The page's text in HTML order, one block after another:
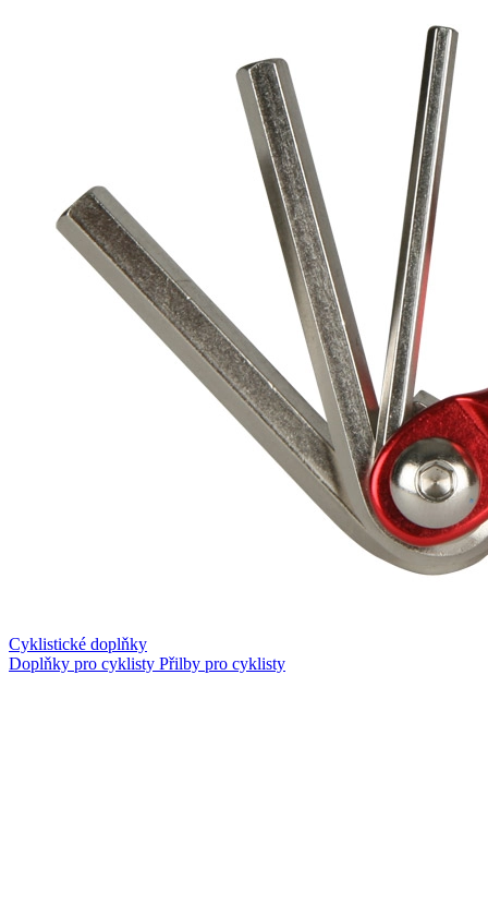
Cyklistické doplňky
Doplňky pro cyklisty Přilby pro cyklisty